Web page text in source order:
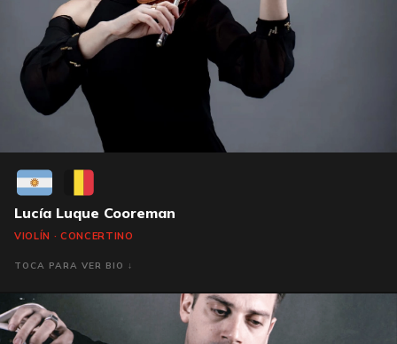
Lucía Luque Cooreman
VIOLÍN · CONCERTINO